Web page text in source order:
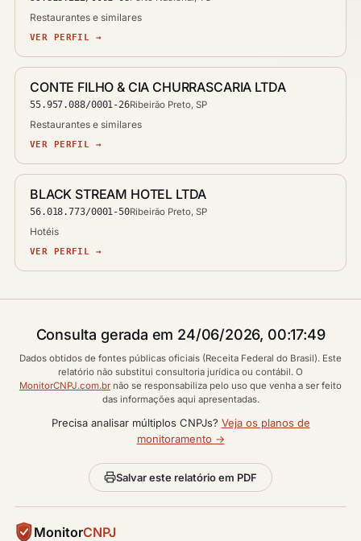
Restaurantes e similares
VER PERFIL →
CONTE FILHO & CIA CHURRASCARIA LTDA
55.957.088/0001-26Ribeirão Preto, SP
Restaurantes e similares
VER PERFIL →
BLACK STREAM HOTEL LTDA
56.018.773/0001-50Ribeirão Preto, SP
Hotéis
VER PERFIL →
Consulta gerada em 24/06/2026, 00:17:49
Dados obtidos de fontes públicas oficiais (Receita Federal do Brasil). Este
relatório não substitui consultoria jurídica ou contábil. O
MonitorCNPJ.com.br não se responsabiliza pelo uso que venha a ser feito
das informações aqui apresentadas.
Precisa analisar múltiplos CNPJs? Veja os planos de
monitoramento →
Salvar este relatório em PDF
MonitorCNPJ